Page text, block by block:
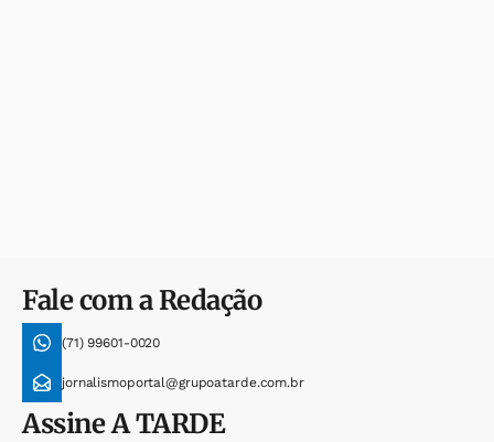
Fale com a Redação
(71) 99601-0020
jornalismoportal@grupoatarde.com.br
AssineA TARDE